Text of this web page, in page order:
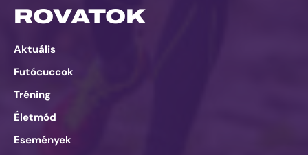
ROVATOK
Aktuális
Futócuccok
Tréning
Életmód
Események